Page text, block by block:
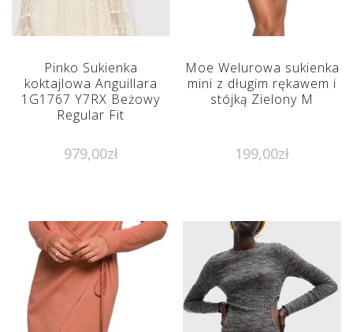
Pinko Sukienka
koktajlowa Anguillara
1G1767 Y7RX Beżowy
Regular Fit
979,00zł
Moe Welurowa sukienka
mini z długim rękawem i
stójką Zielony M
199,00zł